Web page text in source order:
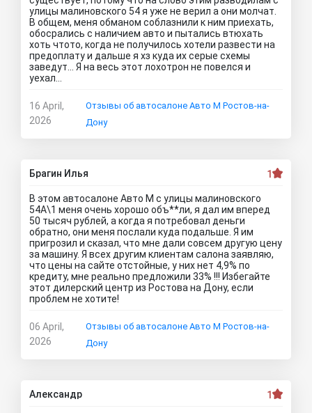
улицы малиновского 54 я уже не верил а они молчат.
В общем, меня обманом соблазнили к ним приехать,
обосрались с наличием авто и пытались втюхать
хоть чтото, когда не получилось хотели развести на
предоплату и дальше я хз куда их серые схемы
заведут... Я на весь этот лохотрон не повелся и
уехал...
16 April,
2026
Отзывы об автосалоне Авто М Ростов-на-
Дону
Брагин Илья 1
В этом автосалоне Авто М с улицы малиновского
54А\1 меня очень хорошо объ**ли, я дал им вперед
50 тысяч рублей, а когда я потребовал деньги
обратно, они меня послали куда подальше. Я им
пригрозил и сказал, что мне дали совсем другую цену
за машину. Я всех другим клиентам салона заявляю,
что цены на сайте отстойные, у них нет 4,9% по
кредиту, мне реально предложили 33% !!! Избегайте
этот дилерский центр из Ростова на Дону, если
проблем не хотите!
06 April,
2026
Отзывы об автосалоне Авто М Ростов-на-
Дону
Александр 1